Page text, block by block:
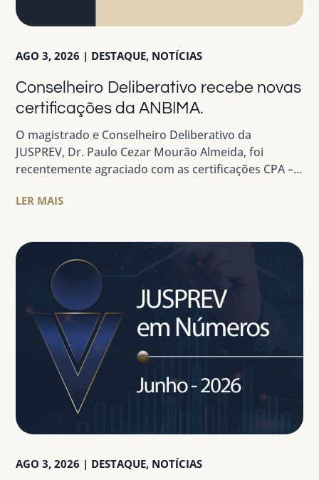
Conselheiro Deliberativo recebe novas
certificações da ANBIMA.
AGO 3, 2026 | DESTAQUE, NOTÍCIAS
O magistrado e Conselheiro Deliberativo da
JUSPREV, Dr. Paulo Cezar Mourão Almeida, foi
recentemente agraciado com as certificações CPA –...
LER MAIS
AGO 3, 2026 | DESTAQUE, NOTÍCIAS